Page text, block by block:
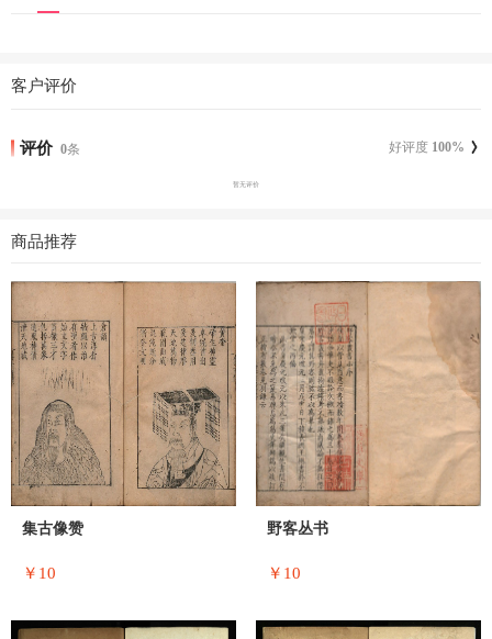
客户评价
评价 好评度 100%
0条
暂无评价
商品推荐
集古像赞
￥10
野客丛书
￥10